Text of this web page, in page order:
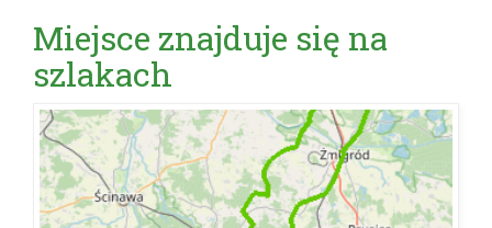
Miejsce znajduje się na
szlakach